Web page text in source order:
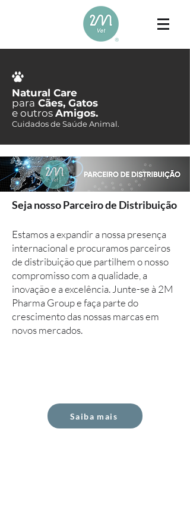
Natural Care
para Cães, Gatos
e outros Amigos.
Cuidados de Saúde Animal.
Seja nosso Parceiro de Distribuição
Estamos a expandir a nossa presença
internacional e procuramos parceiros
de distribuição que partilhem o nosso
compromisso com a qualidade, a
inovação e a excelência. Junte-se à 2M
Pharma Group e faça parte do
crescimento das nossas marcas em
novos mercados.
Saiba mais